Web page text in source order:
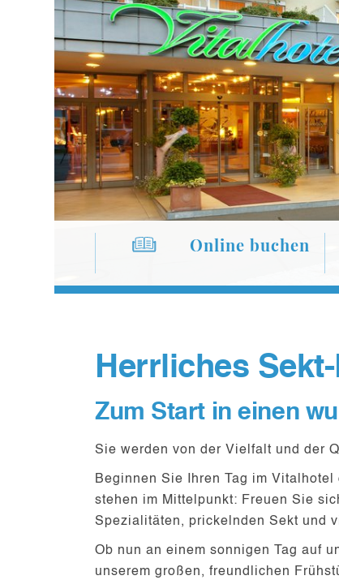
PREIS
2 Nächte
ab nur
248,-p.P.
Online buchen
Herrliches
Zum Start in einen
Sie werden von der Vielfalt und der
Beginnen Sie Ihren Tag im
stehen im Mittelpunkt: Freuen Sie
Spezialitäten, prickelnden Sekt und
Ob nun an einem sonnigen Tag auf
unserem großen, freundlichen